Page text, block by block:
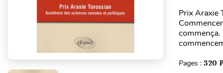
Prix Araxie
commença.
Pages : 320